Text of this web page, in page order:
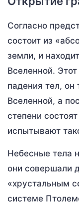
Согласно
состоит из
земли, и
Вселенной.
падения тел, он
Вселенной, а
степени
испытывают
Небесные тела
они совершали
«хрустальным
системе